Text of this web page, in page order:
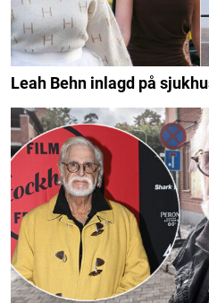
Leah Behn inlagd på